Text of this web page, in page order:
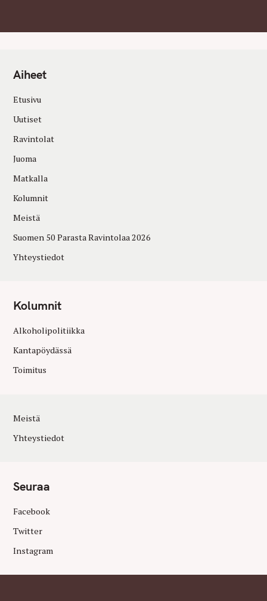
Aiheet
Etusivu
Uutiset
Ravintolat
Juoma
Matkalla
Kolumnit
Meistä
Suomen 50 Parasta Ravintolaa 2026
Yhteystiedot
Kolumnit
Alkoholipolitiikka
Kantapöydässä
Toimitus
Meistä
Yhteystiedot
Seuraa
Facebook
Twitter
Instagram